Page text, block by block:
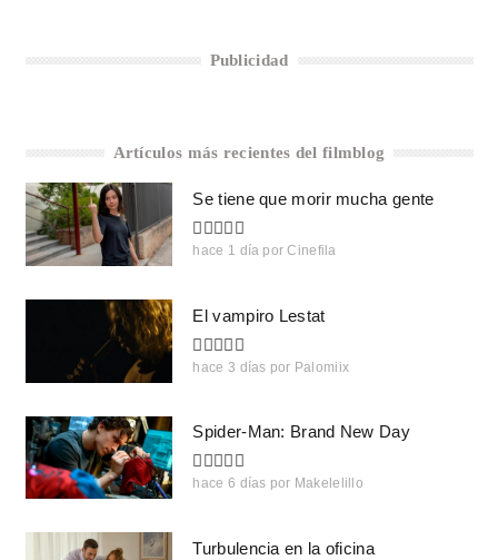
Publicidad
Artículos más recientes del filmblog
Se tiene que morir mucha gente
hace 1 día por Cinefila
El vampiro Lestat
hace 3 días por Palomiix
Spider-Man: Brand New Day
hace 6 días por Makelelillo
Turbulencia en la oficina